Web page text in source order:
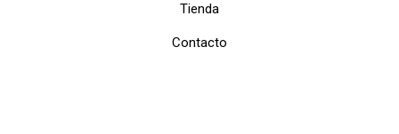
Tienda
Contacto